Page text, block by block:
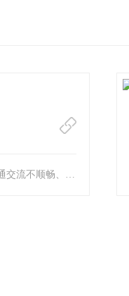
移动OA：解决企业内部员工沟通交流不顺畅、信息共享不彻底、制度理解不清晰、绩效考核···